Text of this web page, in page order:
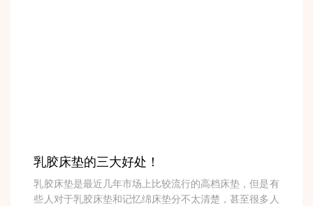
乳胶床垫的三大好处！
乳胶床垫是最近几年市场上比较流行的高档床垫，但是有
些人对于乳胶床垫和记忆绵床垫分不太清楚，甚至很多人